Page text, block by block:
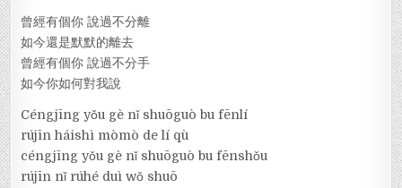
曾經有個你 說過不分離
如今還是默默的離去
曾經有個你 說過不分手
如今你如何對我說
Céngjīng yǒu gè nǐ shuōguò bu fēnlí
rújīn háishì mòmò de lí qù
céngjīng yǒu gè nǐ shuōguò bu fēnshǒu
rújīn nǐ rúhé duì wǒ shuō